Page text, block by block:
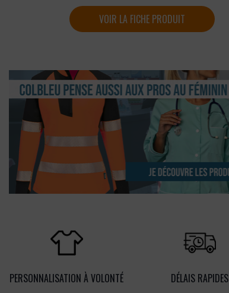
VOIR LA FICHE PRODUIT
PERSONNALISATION À VOLONTÉ DÉLAIS RAPIDES